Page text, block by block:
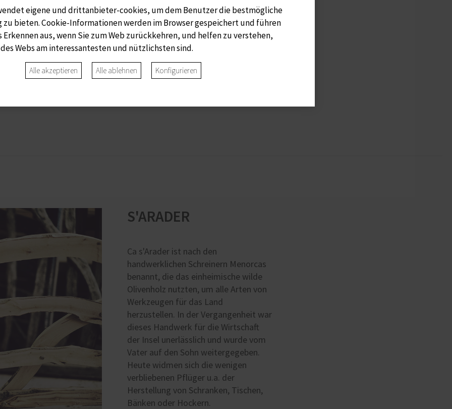
S'ARADER
Ca s'Arader ist nach den
handwerklichen Schreinern Menorcas
benannt, die das einheimische wilde
Olivenholz nutzten, um alle Arten von
Werkzeugen für das Land
herzustellen. In der Vergangenheit war
dieses Handwerk für die Wirtschaft
der Insel unerlässlich und wurde vom
Vater auf den Sohn weitergegeben.
Heute widmen sich die wenigen
verbliebenen Pflüger u.a. der
Herstellung von Schranken, Tischen,
Bänken oder Hockern.
eigene und drittanbieter-cookies, um dem Benutzer die bestmögliche
bieten. Cookie-Informationen werden im Browser gespeichert und führen
Erkennen aus, wenn Sie zum Web zurückkehren, und helfen zu verstehen,
Webs am interessantesten und nützlichsten sind.
Alle akzeptieren Alle ablehnen Konfigurieren